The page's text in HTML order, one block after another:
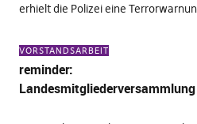
erhielt die Polizei eine
VORSTANDSARBEIT
reminder: